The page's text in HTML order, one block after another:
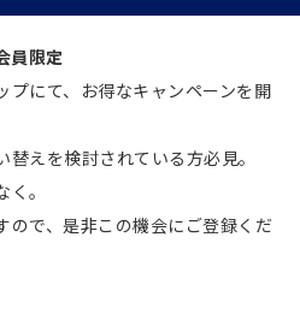
員限定
プにて、お得なキャンペーンを開
えを検討されている方必見。
。
ので、是非この機会にご登録くだ